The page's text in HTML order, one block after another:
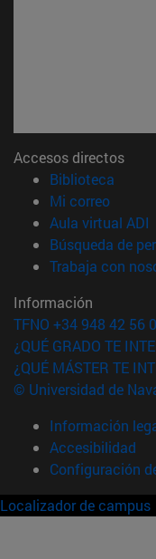
Accesos directos
Biblioteca
Mi correo(abre
Aula virtual ADI
Búsqueda de
Trabaja con
Información
TFNO +34 948 42 56
¿QUÉ GRADO TE
¿QUÉ MÁSTER TE
© Universidad de
Información
Accesibilidad
Configuración
Localizador de campus